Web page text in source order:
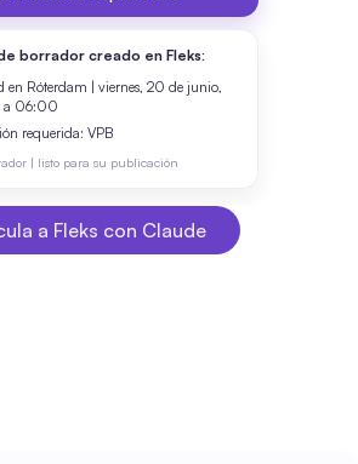
a Fleks con Claude
a Fleks con Claude